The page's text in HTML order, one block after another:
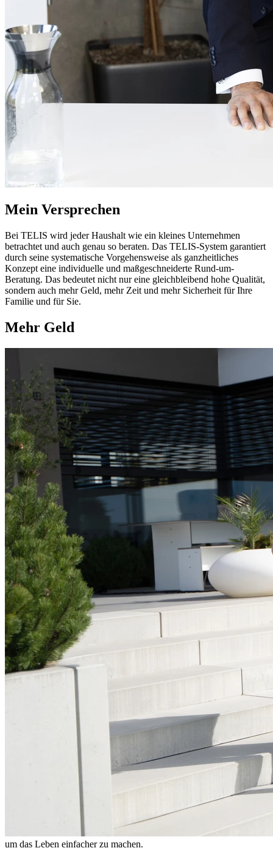
Mein Versprechen
Bei TELIS wird jeder Haushalt wie ein kleines Unternehmen
betrachtet und auch genau so beraten. Das TELIS-System garantiert
durch seine systematische Vorgehensweise als ganzheitliches
Konzept eine individuelle und maßgeschneiderte Rund-um-
Beratung. Das bedeutet nicht nur eine gleichbleibend hohe Qualität,
sondern auch mehr Geld, mehr Zeit und mehr Sicherheit für Ihre
Familie und für Sie.
Mehr Geld
um das Leben einfacher zu machen.